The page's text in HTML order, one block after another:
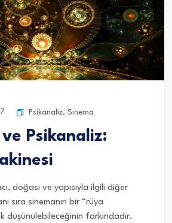
Psikanaliz, Sinema
Psikanaliz:
doğası ve yapısıyla ilgili diğer
sıra sinemanın bir “rüya
düşünülebileceğinin farkındadır.